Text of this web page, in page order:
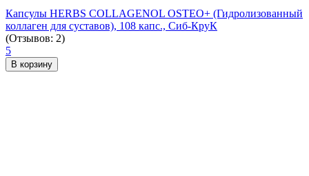
Капсулы HERBS COLLAGENOL OSTEO+ (Гидролизованный
коллаген для суставов), 108 капс., Сиб-КруК
(Отзывов: 2)
5
В корзину